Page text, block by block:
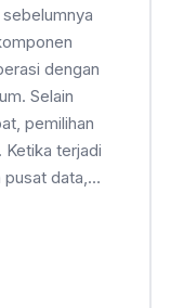
dengan
Selain
pemilihan
Ketika terjadi
pusat data,…